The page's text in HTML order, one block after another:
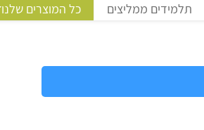
תלמידים ממליצים כל המוצרים שלנו